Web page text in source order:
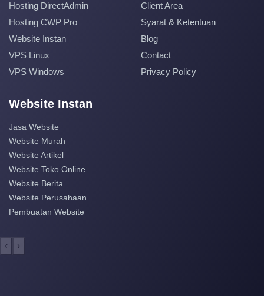
Hosting DirectAdmin
Hosting CWP Pro
Website Instan
VPS Linux
VPS Windows
Client Area
Syarat & Ketentuan
Blog
Contact
Privacy Policy
Website Instan
Jasa Website
Website Murah
Website Artikel
Website Toko Online
Website Berita
Website Perusahaan
Pembuatan Website
‹ ›